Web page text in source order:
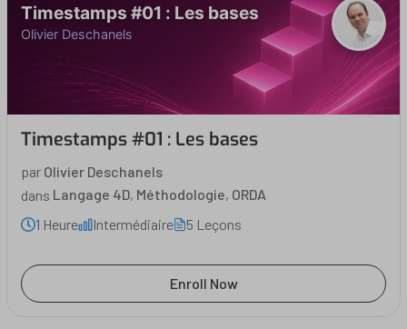
Timestamps #01 : Les bases
Olivier Deschanels
Timestamps #01 : Les bases
par Olivier Deschanels
dans Langage 4D, Méthodologie, ORDA
1 Heure
Intermédiaire 5 Leçons
Enroll Now